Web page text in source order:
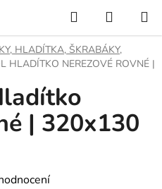
Hledat
KOŠÍK
HLADÍTKA, ŠKRABÁKY,
HLADÍTKO NEREZOVÉ ROVNÉ |
| 320x130